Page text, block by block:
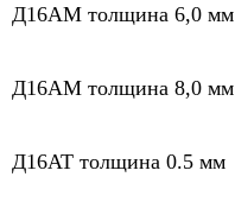
Д16АМ толщина 6,0 мм
Д16АМ толщина 8,0 мм
Д16АТ толщина 0.5 мм